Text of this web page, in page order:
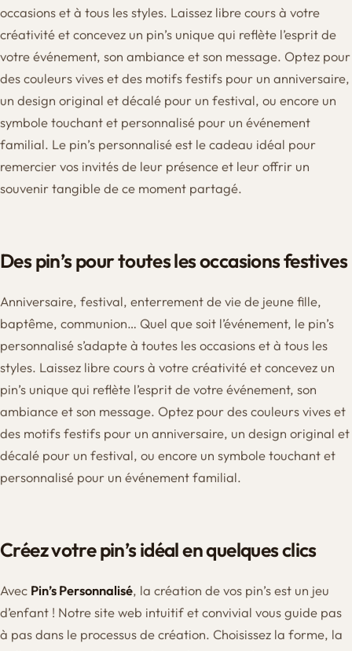
occasions et à tous les styles. Laissez libre cours à votre
créativité et concevez un pin’s unique qui reflète l’esprit de
votre événement, son ambiance et son message. Optez pour
des couleurs vives et des motifs festifs pour un anniversaire,
un design original et décalé pour un festival, ou encore un
symbole touchant et personnalisé pour un événement
familial. Le pin’s personnalisé est le cadeau idéal pour
remercier vos invités de leur présence et leur offrir un
souvenir tangible de ce moment partagé.
Des pin’s pour toutes les occasions festives
Anniversaire, festival, enterrement de vie de jeune fille,
baptême, communion… Quel que soit l’événement, le pin’s
personnalisé s’adapte à toutes les occasions et à tous les
styles. Laissez libre cours à votre créativité et concevez un
pin’s unique qui reflète l’esprit de votre événement, son
ambiance et son message. Optez pour des couleurs vives et
des motifs festifs pour un anniversaire, un design original et
décalé pour un festival, ou encore un symbole touchant et
personnalisé pour un événement familial.
Créez votre pin’s idéal en quelques clics
Avec Pin’s Personnalisé, la création de vos pin’s est un jeu
d’enfant ! Notre site web intuitif et convivial vous guide pas
à pas dans le processus de création. Choisissez la forme, la